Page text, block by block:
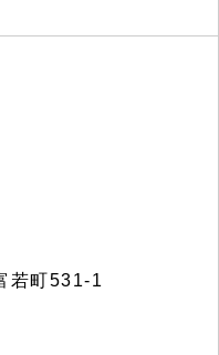
若町531-1